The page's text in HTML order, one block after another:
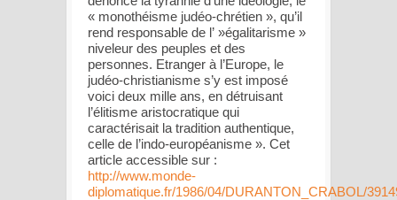
« monothéisme judéo-chrétien », qu’il
rend responsable de l’ »égalitarisme »
niveleur des peuples et des
personnes. Etranger à l’Europe, le
judéo-christianisme s’y est imposé
voici deux mille ans, en détruisant
l’élitisme aristocratique qui
caractérisait la tradition authentique,
celle de l’indo-européanisme ». Cet
article accessible sur :
http://www.monde-
diplomatique.fr/1986/04/DURANTON_CRABOL/